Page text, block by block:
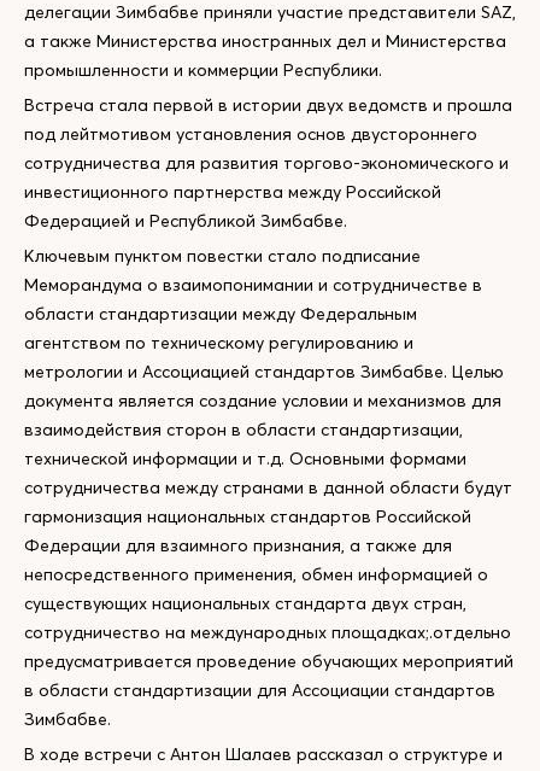
делегации Зимбабве приняли участие представители SAZ,
а также Министерства иностранных дел и Министерства
промышленности и коммерции Республики.
Встреча стала первой в истории двух ведомств и прошла
под лейтмотивом установления основ двустороннего
сотрудничества для развития торгово-экономического и
инвестиционного партнерства между Российской
Федерацией и Республикой Зимбабве.
Ключевым пунктом повестки стало подписание
Меморандума о взаимопонимании и сотрудничестве в
области стандартизации между Федеральным
агентством по техническому регулированию и
метрологии и Ассоциацией стандартов Зимбабве. Целью
документа является создание условии и механизмов для
взаимодействия сторон в области стандартизации,
технической информации и т.д. Основными формами
сотрудничества между странами в данной области будут
гармонизация национальных стандартов Российской
Федерации для взаимного признания, а также для
непосредственного применения, обмен информацией о
существующих национальных стандарта двух стран,
сотрудничество на международных площадках;.отдельно
предусматривается проведение обучающих мероприятий
в области стандартизации для Ассоциации стандартов
Зимбабве.
В ходе встречи с Антон Шалаев рассказал о структуре и